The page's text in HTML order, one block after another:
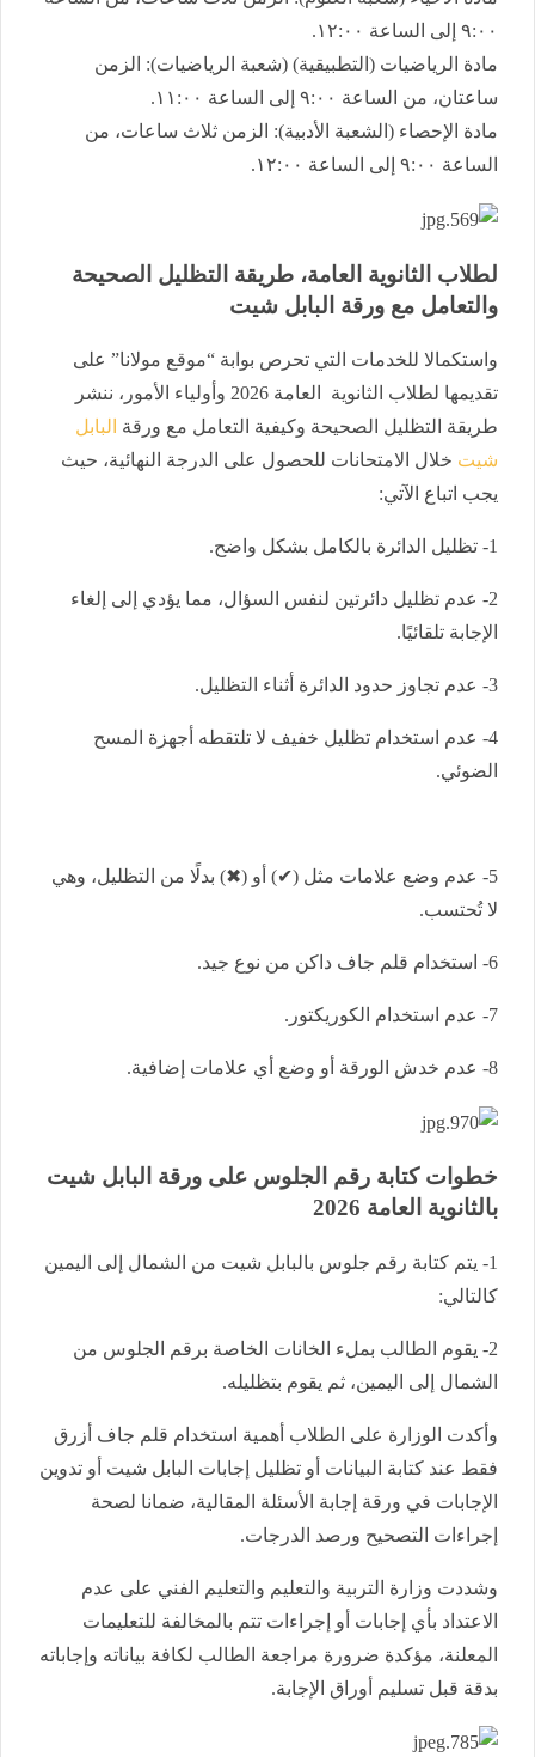
٩:٠٠ إلى الساعة ١٢:٠٠.
​مادة الرياضيات (التطبيقية) (شعبة الرياضيات): الزمن
ساعتان، من الساعة ٩:٠٠ إلى الساعة ١١:٠٠.
​مادة الإحصاء (الشعبة الأدبية): الزمن ثلاث ساعات، من
الساعة ٩:٠٠ إلى الساعة ١٢:٠٠.
لطلاب الثانوية العامة، طريقة التظليل الصحيحة
والتعامل مع ورقة البابل شيت
واستكمالا للخدمات التي تحرص بوابة “موقع مولانا” على
تقديمها لطلاب الثانوية العامة 2026 وأولياء الأمور، ننشر
طريقة التظليل الصحيحة وكيفية التعامل مع ورقة البابل
شيت خلال الامتحانات للحصول على الدرجة النهائية، حيث
يجب اتباع الآتي:
1- تظليل الدائرة بالكامل بشكل واضح.
2- عدم تظليل دائرتين لنفس السؤال، مما يؤدي إلى إلغاء
الإجابة تلقائيًا.
3- عدم تجاوز حدود الدائرة أثناء التظليل.
4- عدم استخدام تظليل خفيف لا تلتقطه أجهزة المسح
الضوئي.
5- عدم وضع علامات مثل (✔) أو (✖) بدلًا من التظليل، وهي
لا تُحتسب.
6- استخدام قلم جاف داكن من نوع جيد.
7- عدم استخدام الكوريكتور.
8- عدم خدش الورقة أو وضع أي علامات إضافية.
خطوات كتابة رقم الجلوس على ورقة البابل شيت
بالثانوية العامة 2026
1- يتم كتابة رقم جلوس بالبابل شيت من الشمال إلى اليمين
كالتالي:
2- يقوم الطالب بملء الخانات الخاصة برقم الجلوس من
الشمال إلى اليمين، ثم يقوم بتظليله.
وأكدت الوزارة على الطلاب أهمية استخدام قلم جاف أزرق
فقط عند كتابة البيانات أو تظليل إجابات البابل شيت أو تدوين
الإجابات في ورقة إجابة الأسئلة المقالية، ضمانا لصحة
إجراءات التصحيح ورصد الدرجات.
وشددت وزارة التربية والتعليم والتعليم الفني على عدم
الاعتداد بأي إجابات أو إجراءات تتم بالمخالفة للتعليمات
المعلنة، مؤكدة ضرورة مراجعة الطالب لكافة بياناته وإجاباته
بدقة قبل تسليم أوراق الإجابة.